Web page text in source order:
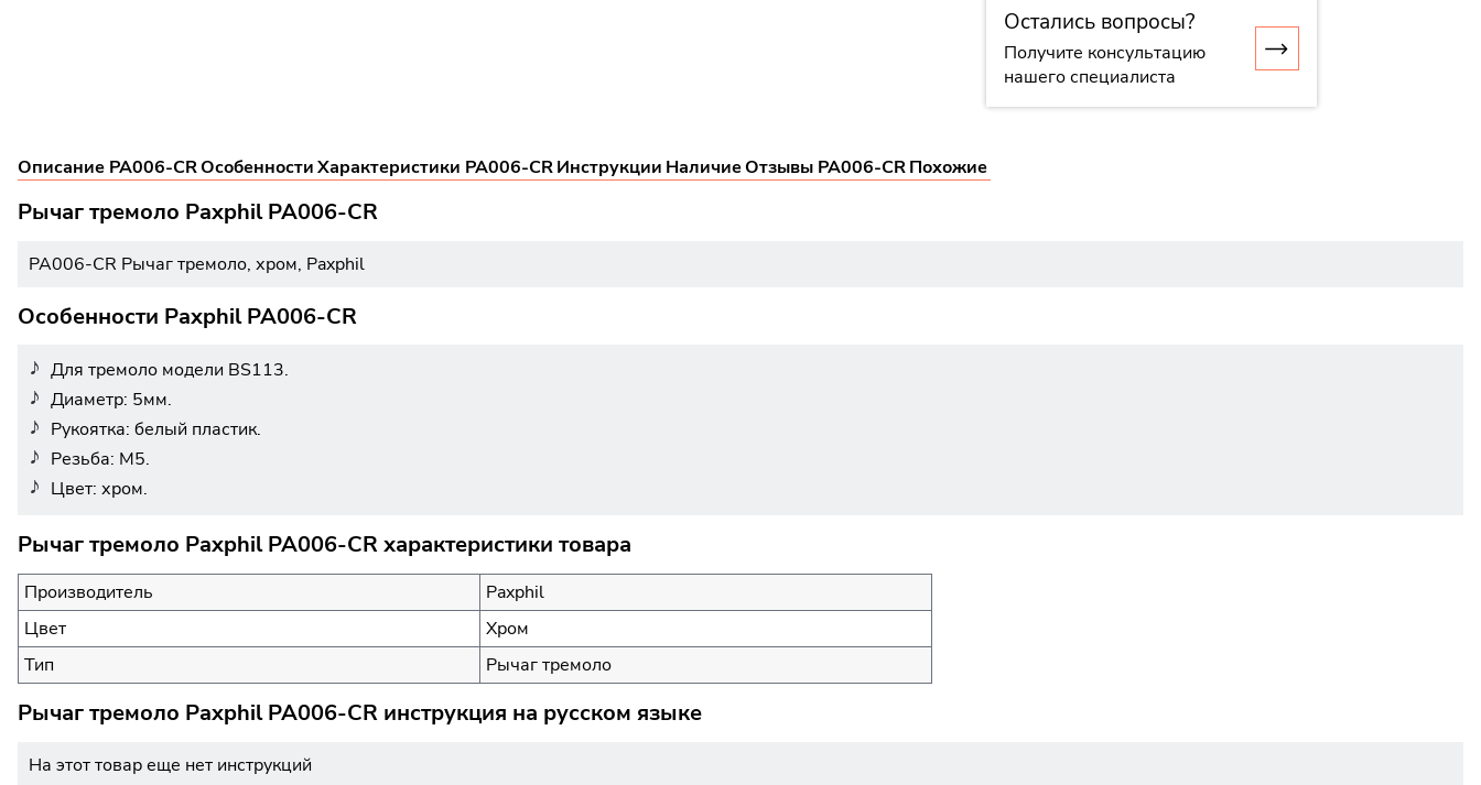
Остались вопросы?
Получите консультацию
нашего специалиста
Описание PA006-CRОсобенностиХарактеристики PA006-CRИнструкции НаличиеОтзывы PA006-CRПохожие
Рычаг тремоло Paxphil PA006-CR
PA006-CR Рычаг тремоло, хром, Paxphil
Особенности Paxphil PA006-CR
Для тремоло модели BS113.
Диаметр: 5мм.
Рукоятка: белый пластик.
Резьба: М5.
Цвет: хром.
Рычаг тремоло Paxphil PA006-CR характеристики товара
Производитель
Paxphil
Цвет
Хром
Тип
Рычаг тремоло
Рычаг тремоло Paxphil PA006-CR инструкция на русском языке
На этот товар еще нет инструкций